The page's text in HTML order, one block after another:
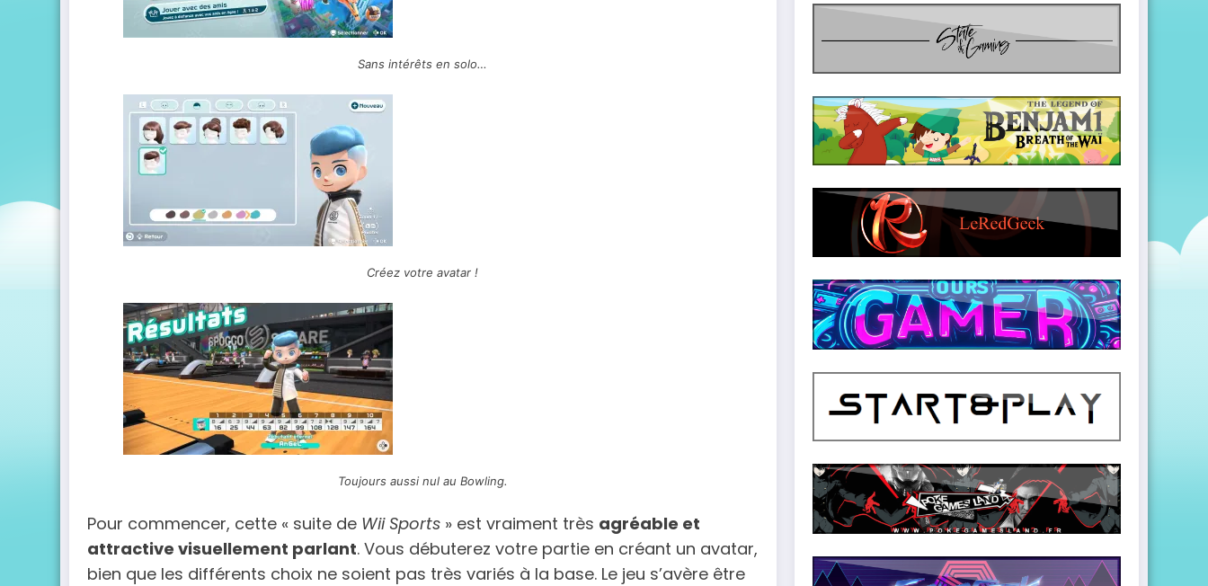
Sans intérêts en solo…
Créez votre avatar !
Toujours aussi nul au Bowling.
Pour commencer, cette « suite de Wii Sports » est vraiment très agréable et
attractive visuellement parlant. Vous débuterez votre partie en créant un avatar,
bien que les différents choix ne soient pas très variés à la base. Le jeu s’avère être